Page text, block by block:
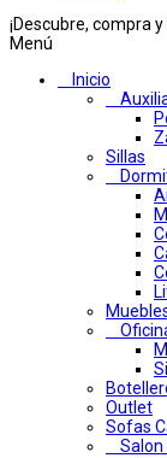
¡Descubre, compra
Menú
Inicio
Sillas
Outlet
Sofas